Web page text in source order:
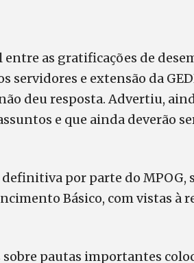
entre as gratificações de
servidores e extensão da
deu resposta. Advertiu,
e que ainda deverão
por parte do MPOG,
Básico, com vistas à
pautas importantes